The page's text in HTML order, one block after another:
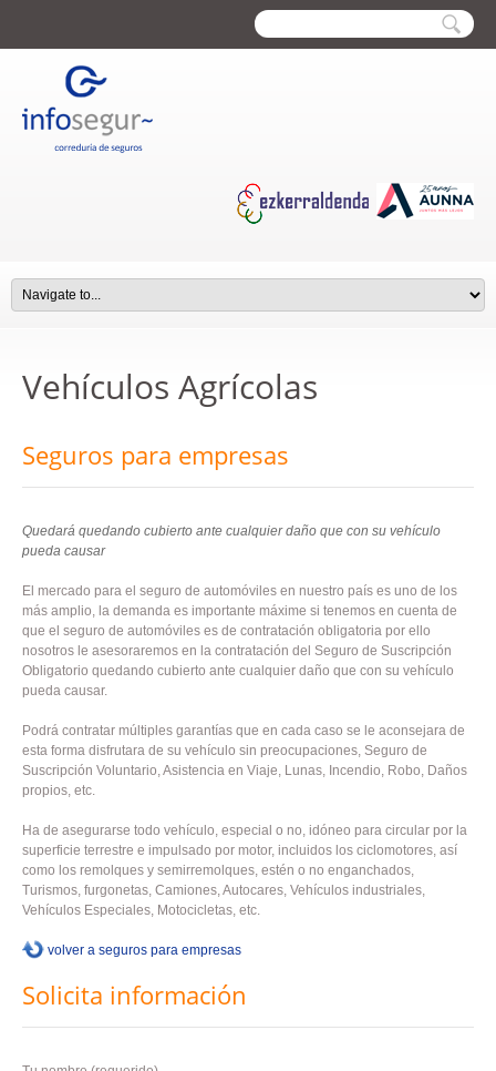
Vehículos Agrícolas
Seguros para empresas
Quedará quedando cubierto ante cualquier daño que con su vehículo
pueda causar
El mercado para el seguro de automóviles en nuestro país es uno de los
más amplio, la demanda es importante máxime si tenemos en cuenta de
que el seguro de automóviles es de contratación obligatoria por ello
nosotros le asesoraremos en la contratación del Seguro de Suscripción
Obligatorio quedando cubierto ante cualquier daño que con su vehículo
pueda causar.
Podrá contratar múltiples garantías que en cada caso se le aconsejara de
esta forma disfrutara de su vehículo sin preocupaciones, Seguro de
Suscripción Voluntario, Asistencia en Viaje, Lunas, Incendio, Robo, Daños
propios, etc.
Ha de asegurarse todo vehículo, especial o no, idóneo para circular por la
superficie terrestre e impulsado por motor, incluidos los ciclomotores, así
como los remolques y semirremolques, estén o no enganchados,
Turismos, furgonetas, Camiones, Autocares, Vehículos industriales,
Vehículos Especiales, Motocicletas, etc.
volver a seguros para empresas
Solicita información